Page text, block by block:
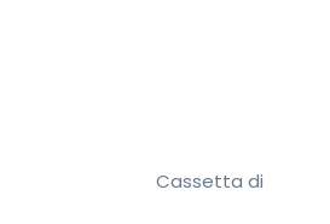
Cassetta di